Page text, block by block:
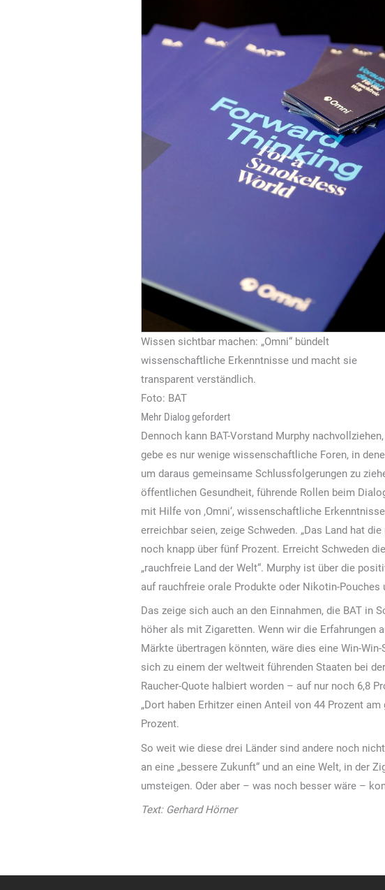
Wissen sichtbar machen: „Omni“ bündelt
wissenschaftliche Erkenntnisse und macht sie
transparent verständlich.
Foto: BAT
Mehr Dialog gefordert
Dennoch kann BAT-Vorstand Murphy
gebe es nur wenige wissenschaftliche Foren, in
um daraus gemeinsame Schlussfolgerungen zu
öffentlichen Gesundheit, führende Rollen beim
mit Hilfe von ,Omni‘, wissenschaftliche
erreichbar seien, zeige Schweden. „Das Land hat
noch knapp über fünf Prozent. Erreicht Schweden
„rauchfreie Land der Welt“. Murphy ist über die
auf rauchfreie orale Produkte oder Nikotin-Pouches
Das zeige sich auch an den Einnahmen, die BAT in
höher als mit Zigaretten. Wenn wir die Erfahrungen
Märkte übertragen könnten, wäre dies eine Win-
sich zu einem der weltweit führenden Staaten bei
Raucher-Quote halbiert worden – auf nur noch 6,8
„Dort haben Erhitzer einen Anteil von 44 Prozent
Prozent.
So weit wie diese drei Länder sind andere noch
an eine „bessere Zukunft“ und an eine Welt, in der
umsteigen. Oder aber – was noch besser wäre –
Text: Gerhard Hörner